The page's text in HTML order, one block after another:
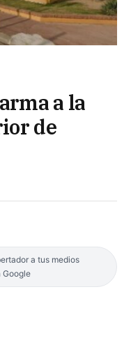
a la
de
a tus medios
Google